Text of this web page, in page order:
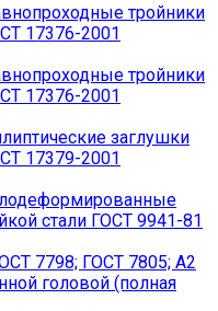
тройники
17376-2001
тройники
17376-2001
заглушки
17379-2001
стали ГОСТ 9941-81
7798; ГОСТ 7805; А2
головой (полная